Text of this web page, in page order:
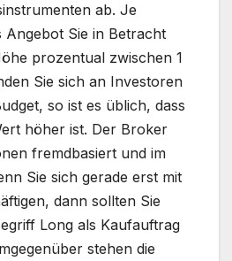
ab. Je
Angebot Sie in Betracht
prozentual zwischen 1
Sie sich an Investoren
so ist es üblich, dass
höher ist. Der Broker
fremdbasiert und im
Sie sich gerade erst mit
dann sollten Sie
Long als Kaufauftrag
stehen die